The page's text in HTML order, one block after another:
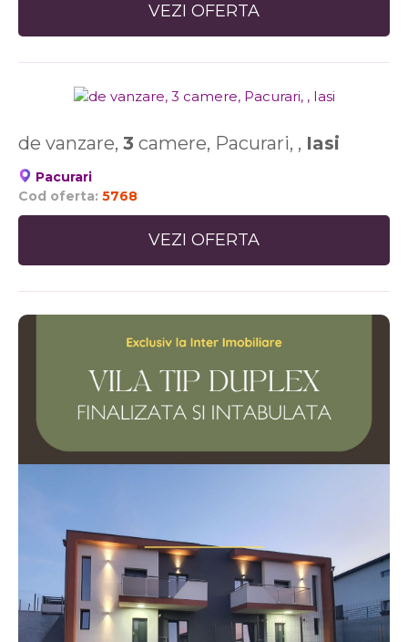
VEZI OFERTA
de vanzare, 3 camere, Pacurari, , Iasi
Pacurari
Cod oferta: 5768
VEZI OFERTA